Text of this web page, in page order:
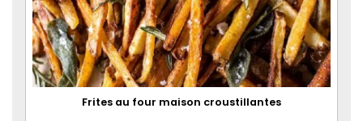
Frites au four maison croustillantes